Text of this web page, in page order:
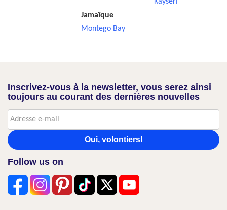
Jamaïque
Montego Bay
Inscrivez-vous à la newsletter, vous serez ainsi
toujours au courant des dernières nouvelles
Oui, volontiers!
Follow us on